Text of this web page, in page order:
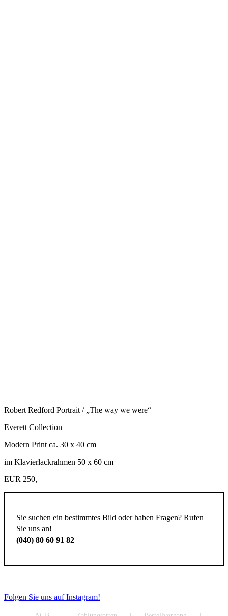
Robert Redford Portrait / „The way we were“
Everett Collection
Modern Print ca. 30 x 40 cm
im Klavierlackrahmen 50 x 60 cm
EUR 250,–
Sie suchen ein bestimmtes Bild oder haben Fragen? Rufen
Sie uns an!
(040) 80 60 91 82
Folgen Sie uns auf Instagram!